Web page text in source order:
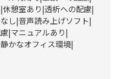
休憩室あり 透析への配慮
し 音声読み上げソフト
マニュアルあり
静かなオフィス環境